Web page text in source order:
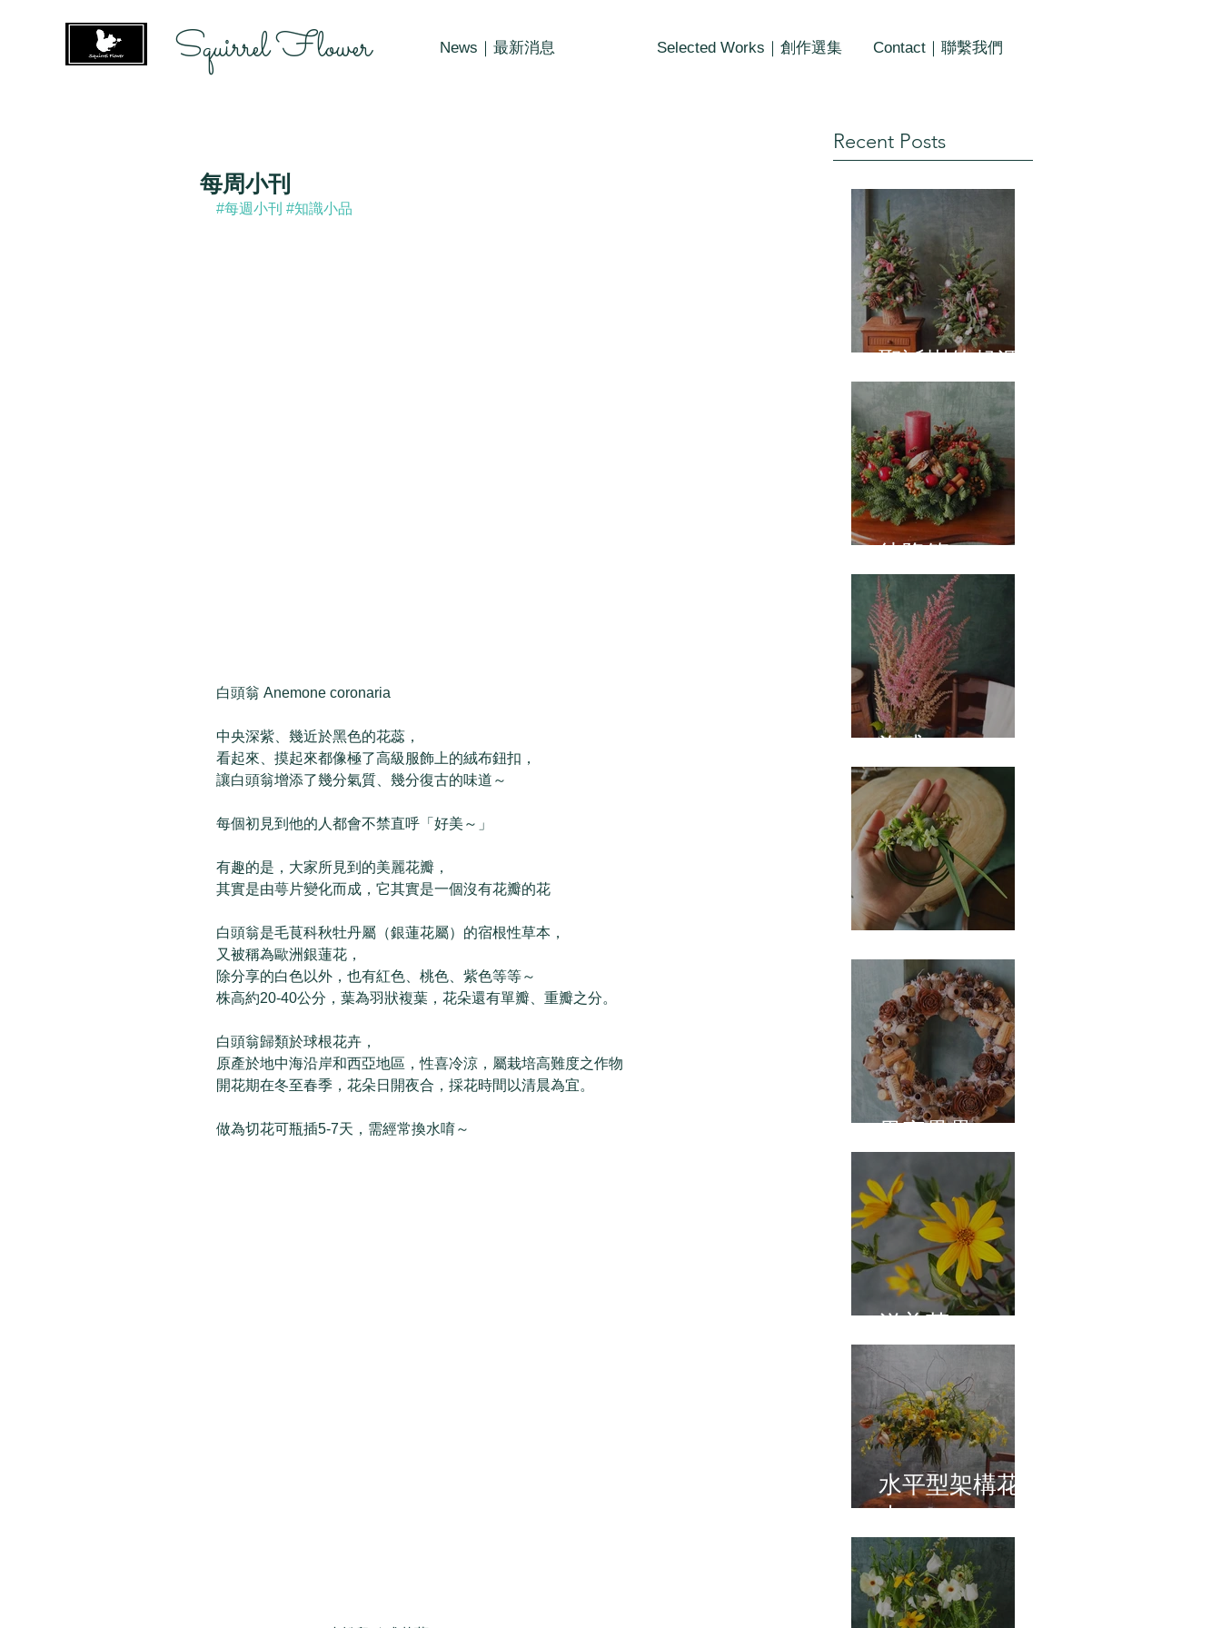
Squirrel Flower News｜最新消息 Selected Works｜創作選集 Contact｜聯繫我們
每周小刊
#每週小刊 #知識小品
白頭翁 Anemone coronaria
中央深紫、幾近於黑色的花蕊，
看起來、摸起來都像極了高級服飾上的絨布鈕扣，
讓白頭翁增添了幾分氣質、幾分復古的味道～
每個初見到他的人都會不禁直呼「好美～」
有趣的是，大家所見到的美麗花瓣，
其實是由萼片變化而成，它其實是一個沒有花瓣的花
白頭翁是毛茛科秋牡丹屬（銀蓮花屬）的宿根性草本，
又被稱為歐洲銀蓮花，
除分享的白色以外，也有紅色、桃色、紫色等等～
株高約20-40公分，葉為羽狀複葉，花朵還有單瓣、重瓣之分。
白頭翁歸類於球根花卉，
原產於地中海沿岸和西亞地區，性喜冷涼，屬栽培高難度之作物
開花期在冬至春季，花朵日開夜合，採花時間以清晨為宜。
做為切花可瓶插5-7天，需經常換水唷～
Recent Posts
聖誕樹的起源
待降節
泡盛
果實壘壘
洋姜菊
水平型架構花
束